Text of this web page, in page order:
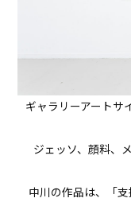
ギャラリーアート
ジェッソ、顔料、
中川の作品は、「